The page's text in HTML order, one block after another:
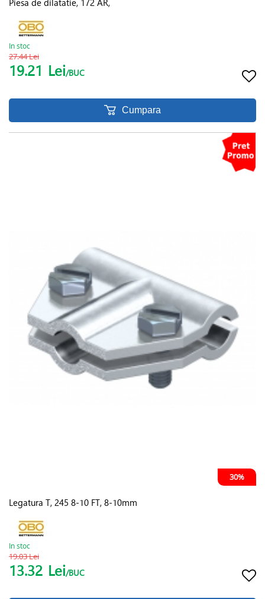
Piesa de dilatatie, 172 AR,
In stoc
27.44 Lei
19.21 Lei/BUC
Cumpara
30%
Legatura T, 245 8-10 FT, 8-10mm
In stoc
19.03 Lei
13.32 Lei/BUC